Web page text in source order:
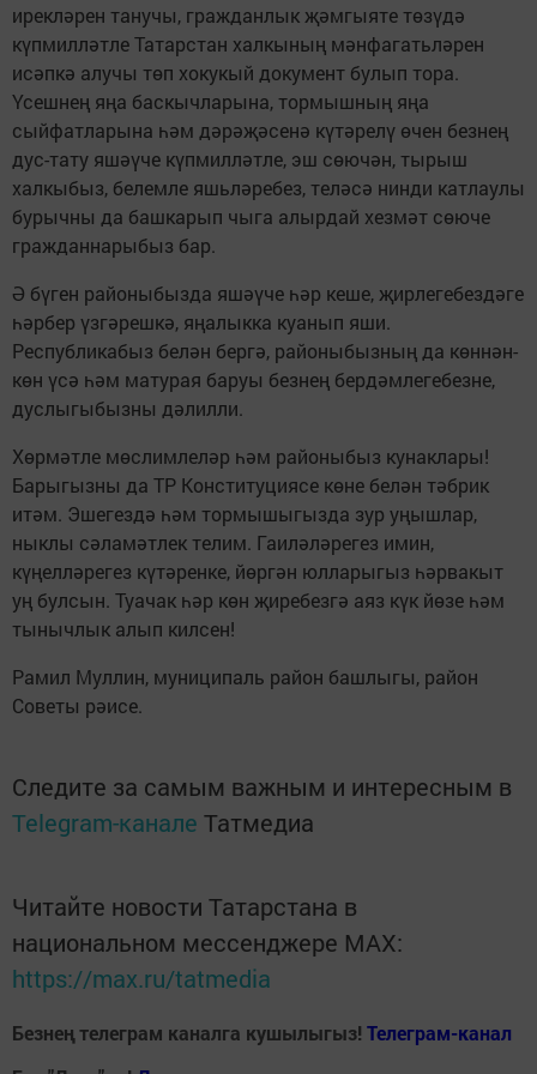
ирекләрен танучы, гражданлык җәмгыяте төзүдә
күпмилләтле Татарстан халкының мәнфагатьләрен
исәпкә алучы төп хокукый документ булып тора.
Үсешнең яңа баскычларына, тормышның яңа
сыйфатларына һәм дәрәҗәсенә күтәрелү өчен безнең
дус-тату яшәүче күпмилләтле, эш сөючән, тырыш
халкыбыз, белемле яшьләребез, теләсә нинди катлаулы
бурычны да башкарып чыга алырдай хезмәт сөюче
гражданнарыбыз бар.
Ә бүген районыбызда яшәүче һәр кеше, җирлегебездәге
һәрбер үзгәрешкә, яңалыкка куанып яши.
Республикабыз белән бергә, районыбызның да көннән-
көн үсә һәм матурая баруы безнең бердәмлегебезне,
дуслыгыбызны дәлилли.
Хөрмәтле мөслимлеләр һәм районыбыз кунаклары!
Барыгызны да ТР Конституциясе көне белән тәбрик
итәм. Эшегездә һәм тормышыгызда зур уңышлар,
ныклы сәламәтлек телим. Гаиләләрегез имин,
күңелләрегез күтәренке, йөргән юлларыгыз һәрвакыт
уң булсын. Туачак һәр көн җиребезгә аяз күк йөзе һәм
тынычлык алып килсен!
Рамил Муллин, муниципаль район башлыгы, район
Советы рәисе.
Следите за самым важным и интересным в
Telegram-канале Татмедиа
Читайте новости Татарстана в
национальном мессенджере MАХ:
https://max.ru/tatmedia
Безнең телеграм каналга кушылыгыз! Телеграм-канал